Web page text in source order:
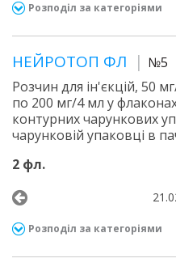
Розподіл за категоріями
НЕЙРОТОП ФЛ №5
Розчин для ін'єкцій, 50
по 200 мг/4 мл у
контурних чарункових
чарунковій упаковці в
2 фл.
Розподіл за категоріями